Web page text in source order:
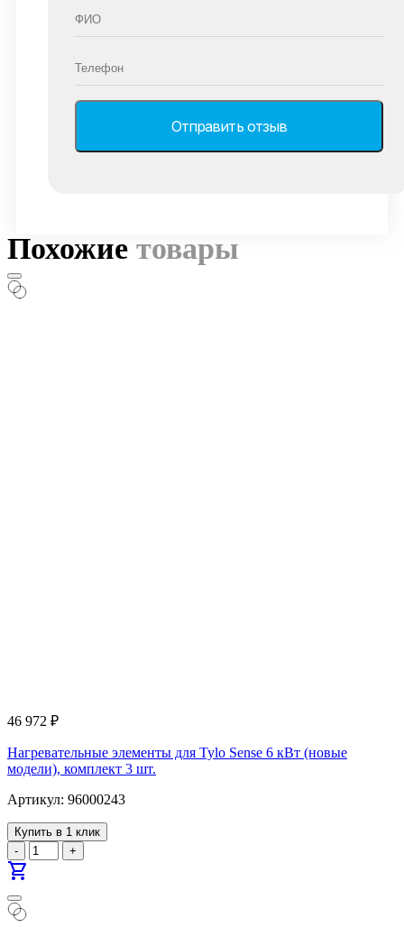
Похожие товары
46 972 ₽
Нагревательные элементы для Tylo Sense 6 кВт (новые
модели), комплект 3 шт.
Артикул: 96000243
Купить в 1 клик
-
+
shopping_cart